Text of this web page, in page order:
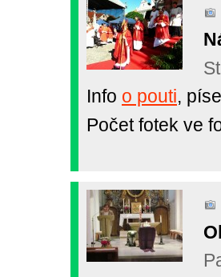
Info o pouti,
Počet fotek ve